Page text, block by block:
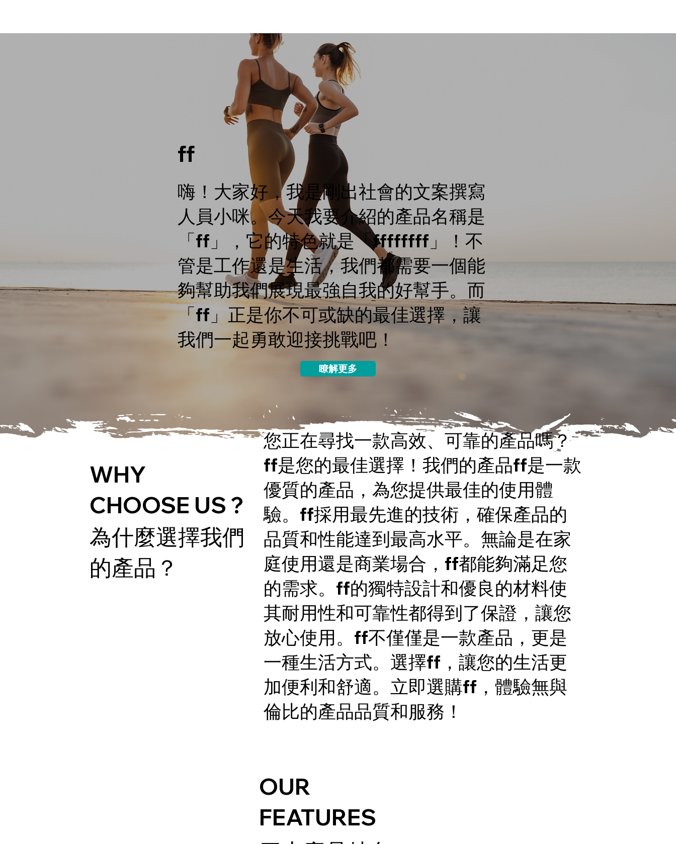
ff
嗨！大家好，我是剛出社會的文案撰寫
人員小咪。今天我要介紹的產品名稱是
「ff」，它的特色就是「ffffffff」！不
管是工作還是生活，我們都需要一個能
夠幫助我們展現最強自我的好幫手。而
「ff」正是你不可或缺的最佳選擇，讓
我們一起勇敢迎接挑戰吧！
瞭解更多
WHY
CHOOSE US ?
為什麼選擇我們
的產品？
您正在尋找一款高效、可靠的產品嗎？
ff是您的最佳選擇！我們的產品ff是一款
優質的產品，為您提供最佳的使用體
驗。ff採用最先進的技術，確保產品的
品質和性能達到最高水平。無論是在家
庭使用還是商業場合，ff都能夠滿足您
的需求。ff的獨特設計和優良的材料使
其耐用性和可靠性都得到了保證，讓您
放心使用。ff不僅僅是一款產品，更是
一種生活方式。選擇ff，讓您的生活更
加便利和舒適。立即選購ff，體驗無與
倫比的產品品質和服務！
OUR
FEATURES